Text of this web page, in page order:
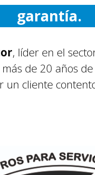
garantía.
esfuerzo.
progreso.
, líder en el
de 20 años
cliente